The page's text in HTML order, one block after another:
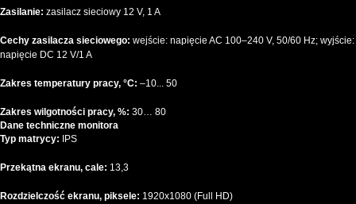
Zasilanie: zasilacz sieciowy 12 V, 1 A
Cechy zasilacza sieciowego: wejście: napięcie AC 100–240 V, 50/60 Hz; wyjście:
napięcie DC 12 V/1 A
Zakres temperatury pracy, °C: –10... 50
Zakres wilgotności pracy, %: 30… 80
Dane techniczne monitora
Typ matrycy: IPS
Przekątna ekranu, cale: 13,3
Rozdzielczość ekranu, piksele: 1920x1080 (Full HD)